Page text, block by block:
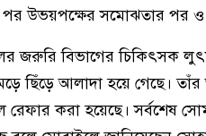
উভয়পক্ষের সমোঝতার পর ও
জরুরি বিভাগের চিকিৎসক
ছিঁড়ে আলাদা হয়ে গেছে।
রেফার করা হয়েছে। সর্বশেষ